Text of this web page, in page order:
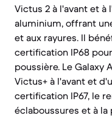
Victus 2 à l'avant et à
aluminium, offrant
et aux rayures. Il
certification IP68
poussière. Le Galaxy
Victus+ à l'avant et
certification IP67, le
éclaboussures et à la